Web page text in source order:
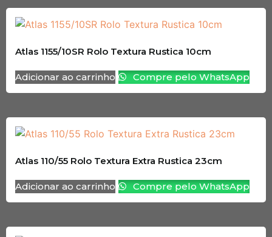
Atlas 1155/10SR Rolo Textura Rustica 10cm
Adicionar ao carrinho Compre pelo WhatsApp
Atlas 110/55 Rolo Textura Extra Rustica 23cm
Adicionar ao carrinho Compre pelo WhatsApp